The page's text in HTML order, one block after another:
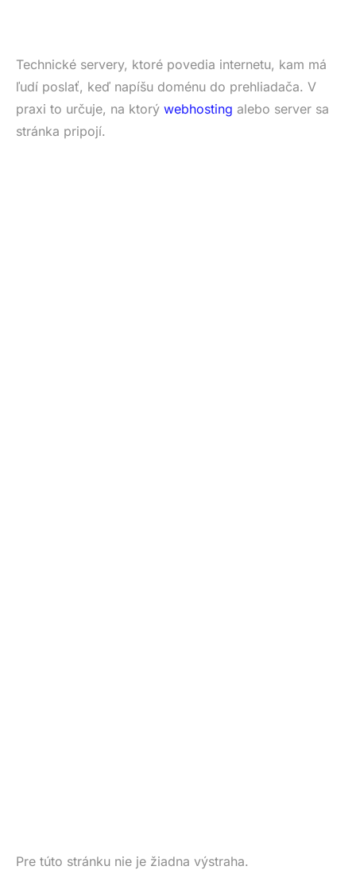
Technické servery, ktoré povedia internetu, kam má
ľudí poslať, keď napíšu doménu do prehliadača. V
praxi to určuje, na ktorý webhosting alebo server sa
stránka pripojí.
Pre túto stránku nie je žiadna výstraha.